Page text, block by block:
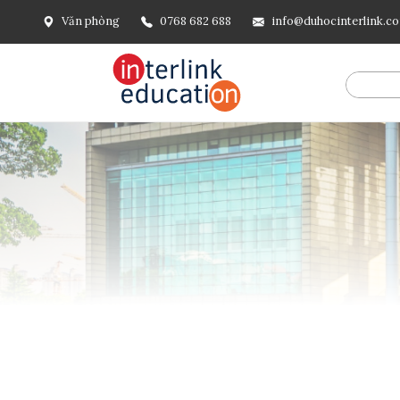
Văn phòng 0768 682 688
@include('frontend.layouts.schema-org', [ 'type' =>
url('/'), ], [ '@type' => 'ListItem', 'position' => 2, 'name' =>
=> url()->current(), ], ], ], ])